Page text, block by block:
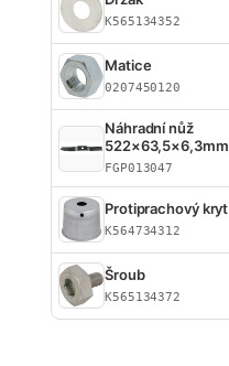
K565134352
Matice
0207450120
Náhradní nůž
522×63,5×6,3mm
FGP013047
Protiprachový kryt
K564734312
Šroub
K565134372